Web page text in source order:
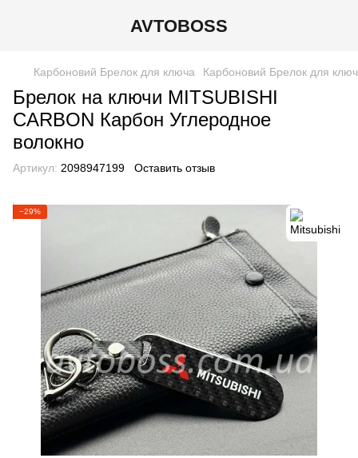
AVTOBOSS
Карбоновий Брелок для ключа Карбоновий Брелок для
Брелок на ключи MITSUBISHI
CARBON Карбон Углеродное
волокно
Артикул: 2098947199 Оставить отзыв
−29%